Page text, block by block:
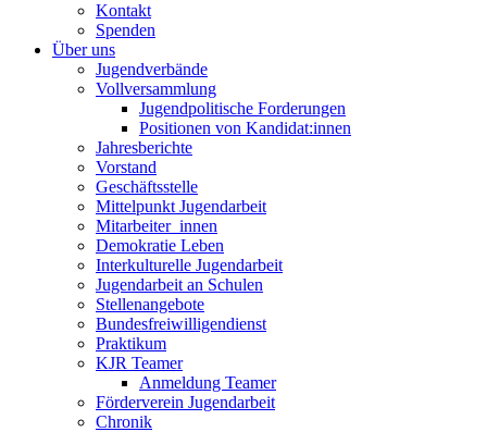
Kontakt
Spenden
Über uns
Jugendverbände
Vollversammlung
Jugendpolitische Forderungen
Positionen von Kandidat:innen
Jahresberichte
Vorstand
Geschäftsstelle
Mittelpunkt Jugendarbeit
Mitarbeiter_innen
Demokratie Leben
Interkulturelle Jugendarbeit
Jugendarbeit an Schulen
Stellenangebote
Bundesfreiwilligendienst
Praktikum
KJR Teamer
Anmeldung Teamer
Förderverein Jugendarbeit
Chronik